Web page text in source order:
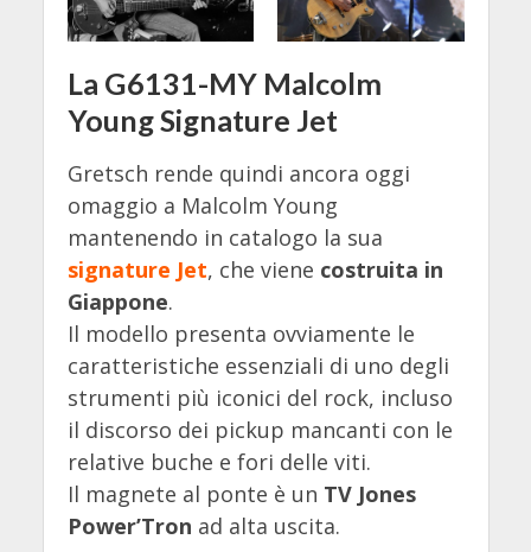
La G6131-MY Malcolm
Young Signature Jet
Gretsch rende quindi ancora oggi
omaggio a Malcolm Young
mantenendo in catalogo la sua
signature Jet, che viene costruita in
Giappone.
Il modello presenta ovviamente le
caratteristiche essenziali di uno degli
strumenti più iconici del rock, incluso
il discorso dei pickup mancanti con le
relative buche e fori delle viti.
Il magnete al ponte è un TV Jones
Power’Tron ad alta uscita.